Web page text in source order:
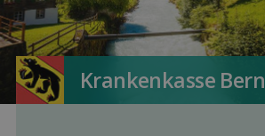
Kranken­kasse Bern